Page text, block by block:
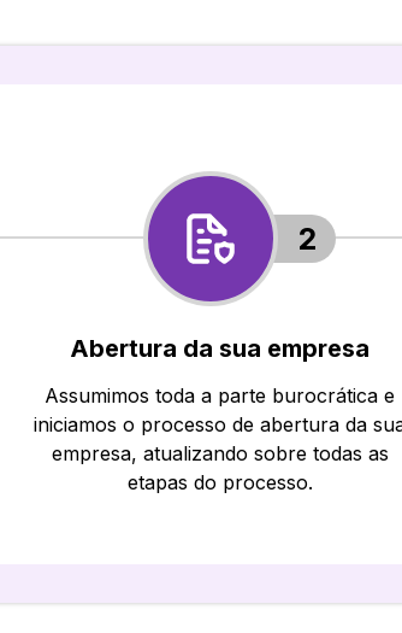
2
Abertura da sua empresa
Assumimos toda a parte burocrática e
iniciamos o processo de abertura da
empresa, atualizando sobre todas as
etapas do processo.